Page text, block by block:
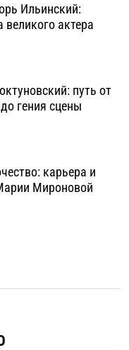
Ильинский:
актера
путь от
гения сцены
карьера и
Мироновой